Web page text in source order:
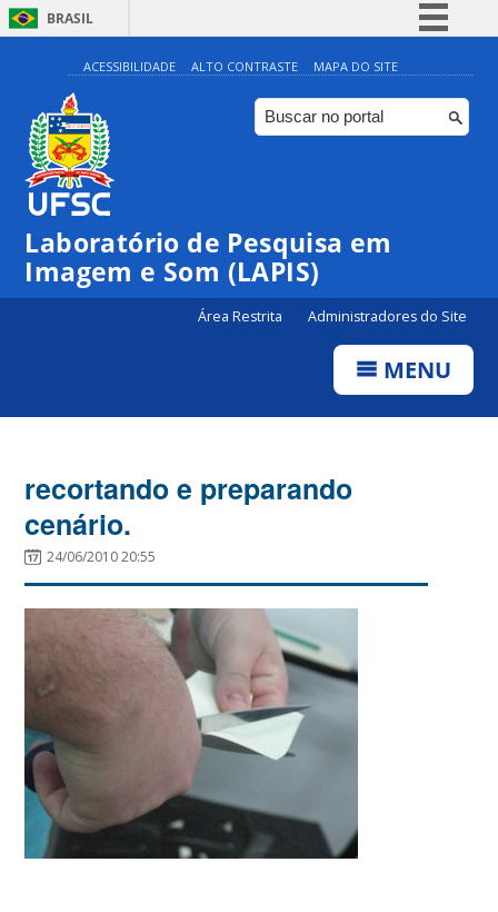
BRASIL
Simplifique!
Comunica BR
Participe
Canais
ACESSIBILIDADE ALTO CONTRASTE MAPA DO SITE
Laboratório de Pesquisa em
Imagem e Som (LAPIS)
Área Restrita Administradores do Site
MENU
recortando e preparando
cenário.
24/06/2010 20:55